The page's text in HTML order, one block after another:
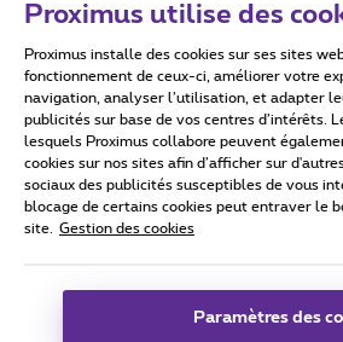
Conditions d'utilisation
Tous droits réservés. © 2026 Proximus
Conditions générales, info consommateur
Coordonnées de l’entreprise
Proximus utilise des
Proximus installe des cookies sur ses sites
fonctionnement de ceux-ci, améliorer votre
navigation, analyser l’utilisation, et adapter
publicités sur base de vos centres d’intérêts.
lesquels Proximus collabore peuvent
cookies sur nos sites afin d’afficher sur
sociaux des publicités susceptibles de vous
blocage de certains cookies peut entraver le
site.
Gestion des cookies
Paramètres des